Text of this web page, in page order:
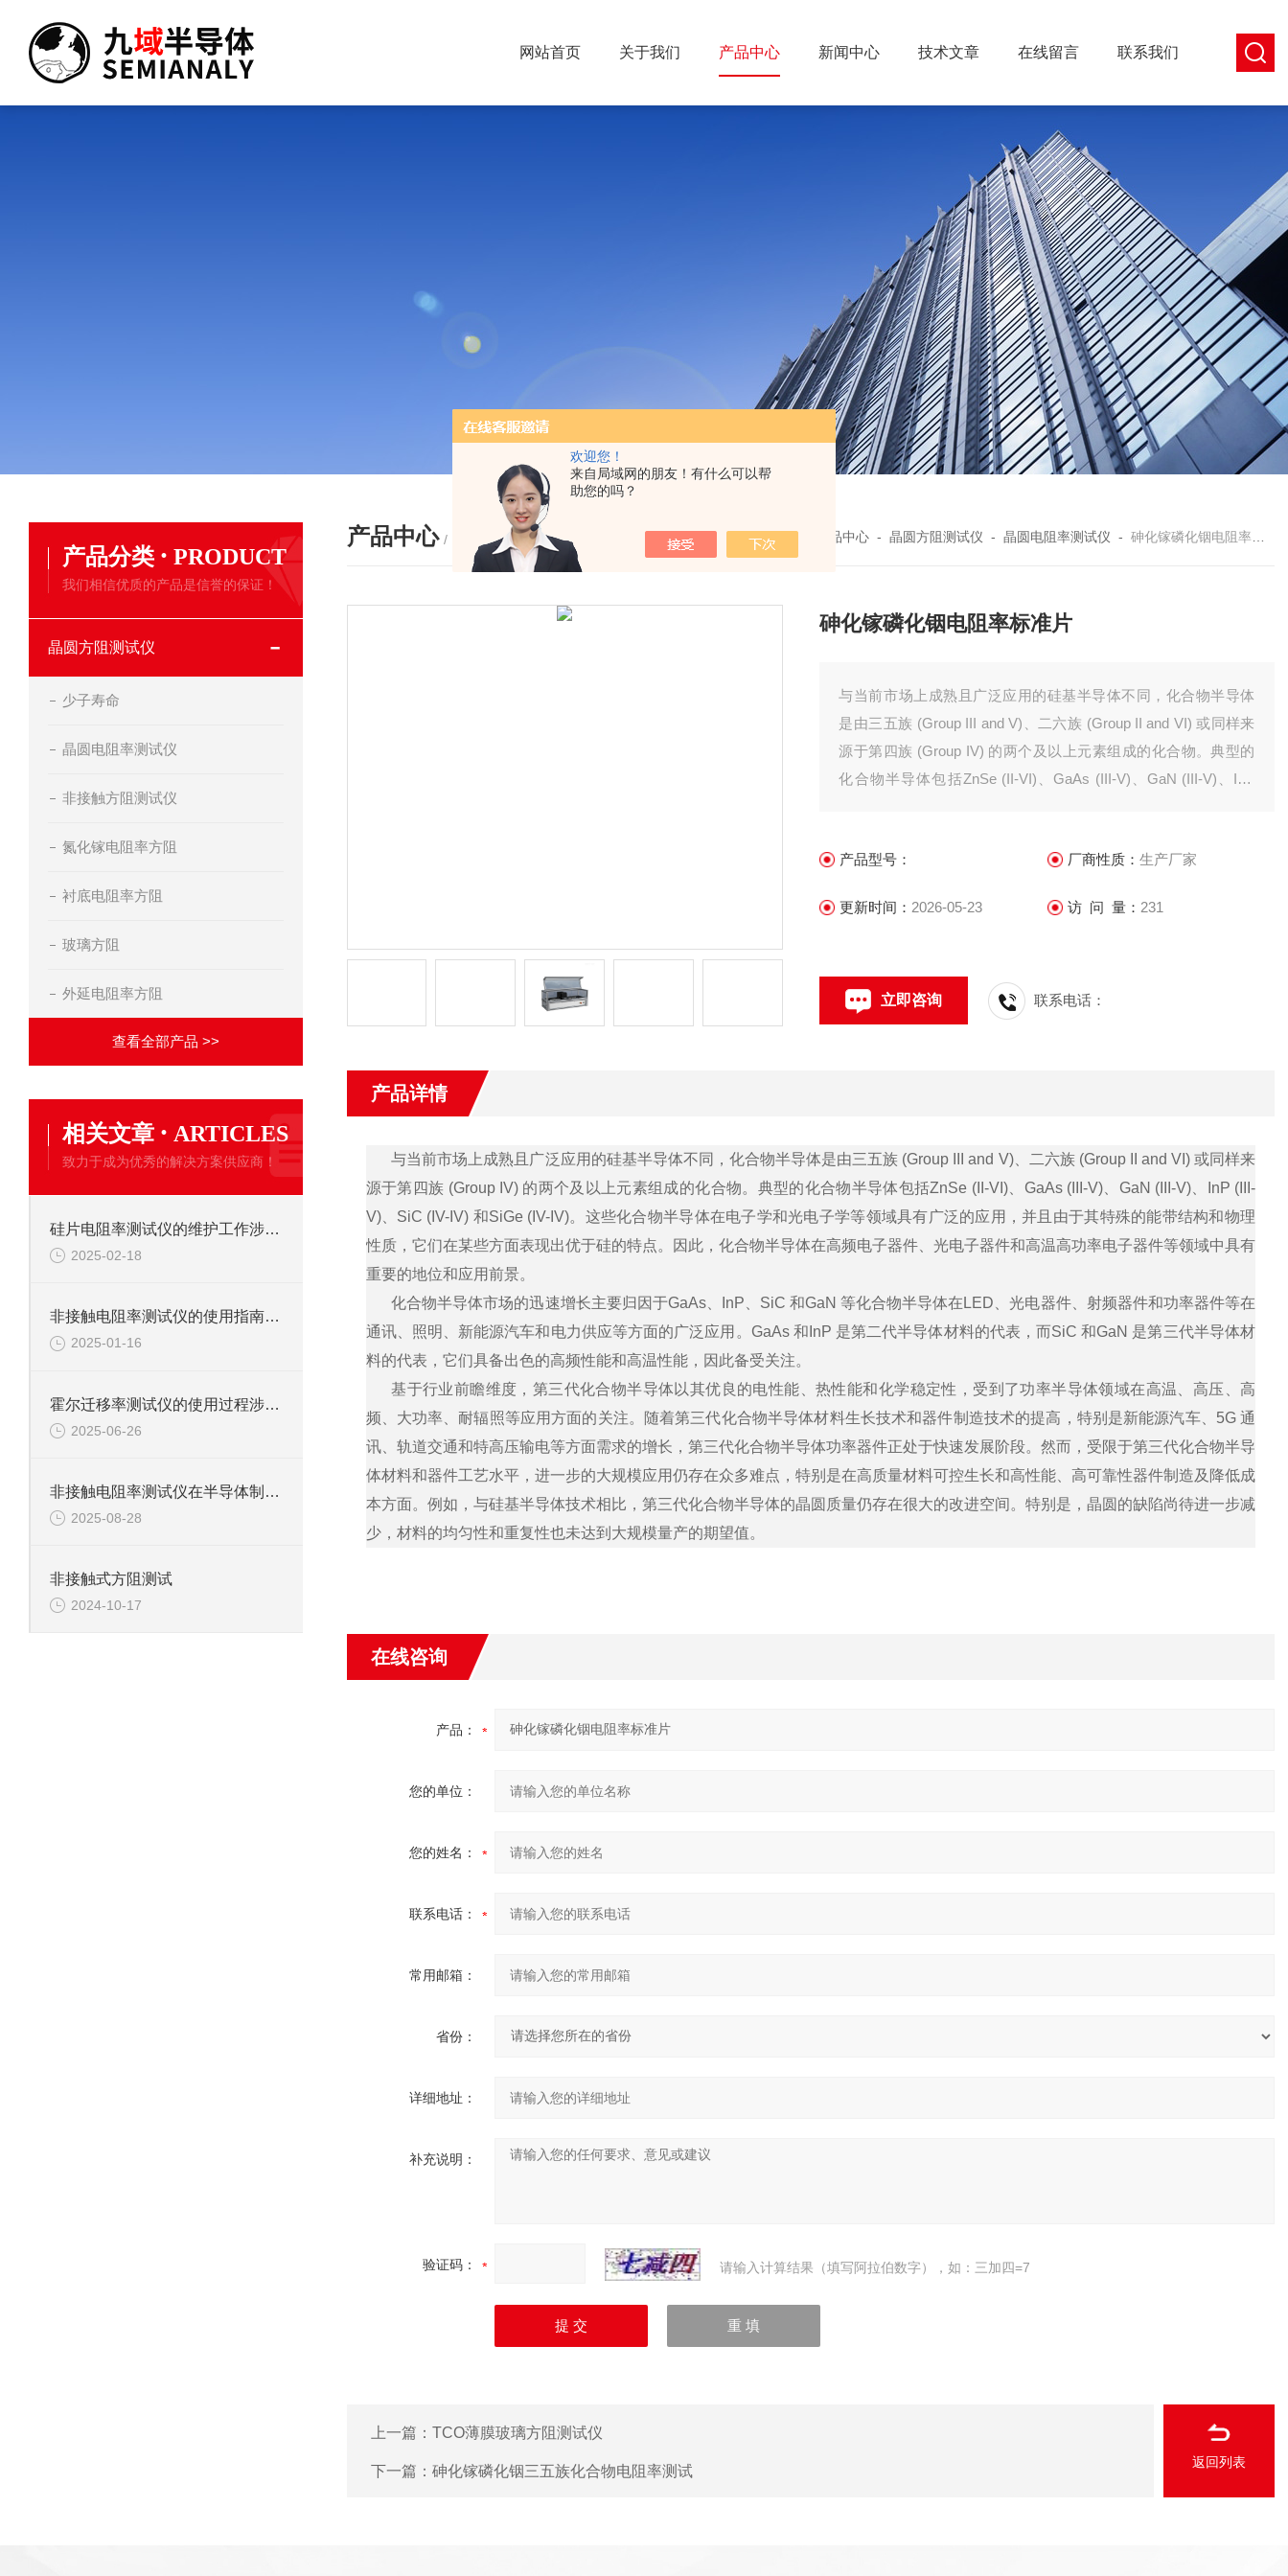
欢迎您！
来自局域网的朋友！有什么可以帮
助您的吗？
网站首页 关于我们 产品中心 新闻中心 技术文章 在线留言 联系我们
产品分类 · PRODUCT
我们相信优质的产品是信誉的保证！
晶圆方阻测试仪
少子寿命
晶圆电阻率测试仪
非接触方阻测试仪
氮化镓电阻率方阻
衬底电阻率方阻
玻璃方阻
外延电阻率方阻
查看全部产品 >>
相关文章 · ARTICLES
致力于成为优秀的解决方案供应商！
硅片电阻率测试仪的维护工作涉及到的方方面面
2025-02-18
非接触电阻率测试仪的使用指南，不可错过
2025-01-16
霍尔迁移率测试仪的使用过程涉及到的步骤
2025-06-26
非接触电阻率测试仪在半导体制造过程中的作用
2025-08-28
非接触式方阻测试
2024-10-17
产品中心 / PRODUCTS 您的位置：首页 - 产品中心 -晶圆方阻测试仪 -晶圆电阻率测试仪 -砷化镓磷化铟电阻率标准片
砷化镓磷化铟电阻率标准片
与当前市场上成熟且广泛应用的硅基半导体不同，化合物半导体
是由三五族 (Group III and V)、二六族 (Group II and VI) 或同样来
源于第四族 (Group IV) 的两个及以上元素组成的化合物。典型的
化合物半导体包括ZnSe (II-VI)、GaAs (III-V)、GaN (III-V)、InP
产品型号： 厂商性质： 生产厂家
更新时间： 2026-05-23 访 问 量： 231
立即咨询 联系电话：
产品详情
与当前市场上成熟且广泛应用的硅基半导体不同，化合物半导体是由三五族 (Group III and V)、二六族 (Group II and VI) 或同样来
源于第四族 (Group IV) 的两个及以上元素组成的化合物。典型的化合物半导体包括ZnSe (II-VI)、GaAs (III-V)、GaN (III-V)、InP (III-
V)、SiC (IV-IV) 和SiGe (IV-IV)。这些化合物半导体在电子学和光电子学等领域具有广泛的应用，并且由于其特殊的能带结构和物理
性质，它们在某些方面表现出优于硅的特点。因此，化合物半导体在高频电子器件、光电子器件和高温高功率电子器件等领域中具有
重要的地位和应用前景。
化合物半导体市场的迅速增长主要归因于GaAs、InP、SiC 和GaN 等化合物半导体在LED、光电器件、射频器件和功率器件等在
通讯、照明、新能源汽车和电力供应等方面的广泛应用。GaAs 和InP 是第二代半导体材料的代表，而SiC 和GaN 是第三代半导体材
料的代表，它们具备出色的高频性能和高温性能，因此备受关注。
基于行业前瞻维度，第三代化合物半导体以其优良的电性能、热性能和化学稳定性，受到了功率半导体领域在高温、高压、高
频、大功率、耐辐照等应用方面的关注。随着第三代化合物半导体材料生长技术和器件制造技术的提高，特别是新能源汽车、5G 通
讯、轨道交通和特高压输电等方面需求的增长，第三代化合物半导体功率器件正处于快速发展阶段。然而，受限于第三代化合物半导
体材料和器件工艺水平，进一步的大规模应用仍存在众多难点，特别是在高质量材料可控生长和高性能、高可靠性器件制造及降低成
本方面。例如，与硅基半导体技术相比，第三代化合物半导体的晶圆质量仍存在很大的改进空间。特别是，晶圆的缺陷尚待进一步减
少，材料的均匀性和重复性也未达到大规模量产的期望值。
在线咨询
产品：
您的单位：
您的姓名：
联系电话：
常用邮箱：
省份：
详细地址：
补充说明：
验证码： 请输入计算结果（填写阿拉伯数字），如：三加四=7
上一篇： TCO薄膜玻璃方阻测试仪
下一篇： 砷化镓磷化铟三五族化合物电阻率测试
返回列表